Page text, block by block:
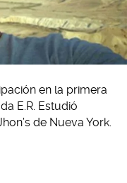
en la primera
E.R. Estudió
de Nueva York.